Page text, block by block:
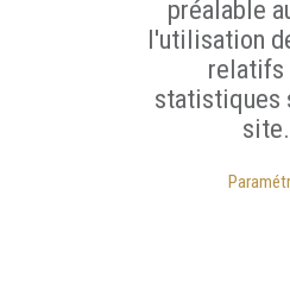
préalable
l'utilisation
relatifs
statistiques
site.